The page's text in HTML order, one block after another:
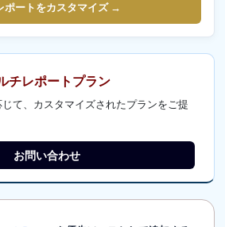
ポートをカスタマイズ →
チレポートプラン
て、カスタマイズされたプランをご提
お問い合わせ